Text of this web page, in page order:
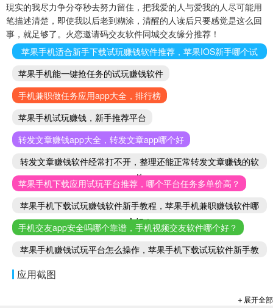
現实的我尽力争分夺秒去努力留住，把我爱的人与爱我的人尽可能用
笔描述清楚，即使我以后老到糊涂，清醒的人读后只要感觉是这么回
事，就足够了。火恋邀请码交友软件同城交友缘分推荐！
苹果手机适合新手下载试玩赚钱软件推荐，苹果IOS新手哪个试
玩赚钱软件好
苹果手机能一键抢任务的试玩赚钱软件
手机兼职做任务应用app大全，排行榜
苹果手机试玩赚钱，新手推荐平台
转发文章赚钱app大全，转发文章app哪个好
转发文章赚钱软件经常打不开，整理还能正常转发文章赚钱的软
件
苹果手机下载应用试玩平台推荐，哪个平台任务多单价高？
苹果手机下载试玩赚钱软件新手教程，苹果手机兼职赚钱软件哪
个好！
手机交友app安全吗哪个靠谱，手机视频交友软件哪个好？
苹果手机赚钱试玩平台怎么操作，苹果手机下载试玩软件新手教
应用截图
＋展开全部